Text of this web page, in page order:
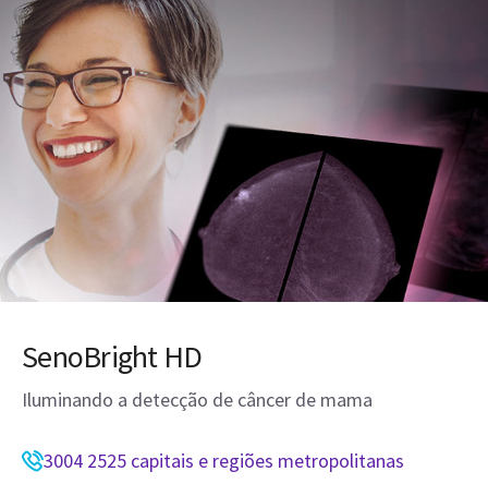
SenoBright HD
Iluminando a detecção de câncer de mama
3004 2525 capitais e regiões metropolitanas